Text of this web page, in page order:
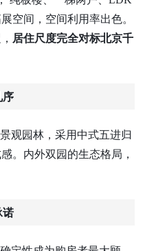
空间，空间利用率出色。
居住尺度完全对标北京千
观园林，采用中式五进归
。内外双园的生态格局，